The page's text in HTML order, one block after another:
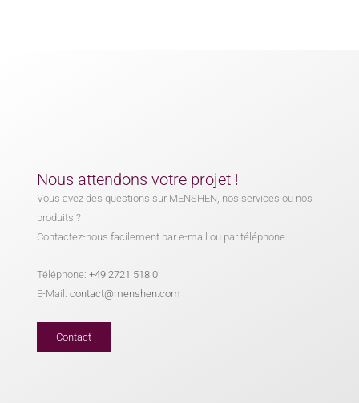
Nous attendons votre projet !
Vous avez des questions sur MENSHEN, nos services ou nos
produits ?
Contactez-nous facilement par e-mail ou par téléphone.
Téléphone:+49 2721 518 0
E-Mail:contact@menshen.com
Contact